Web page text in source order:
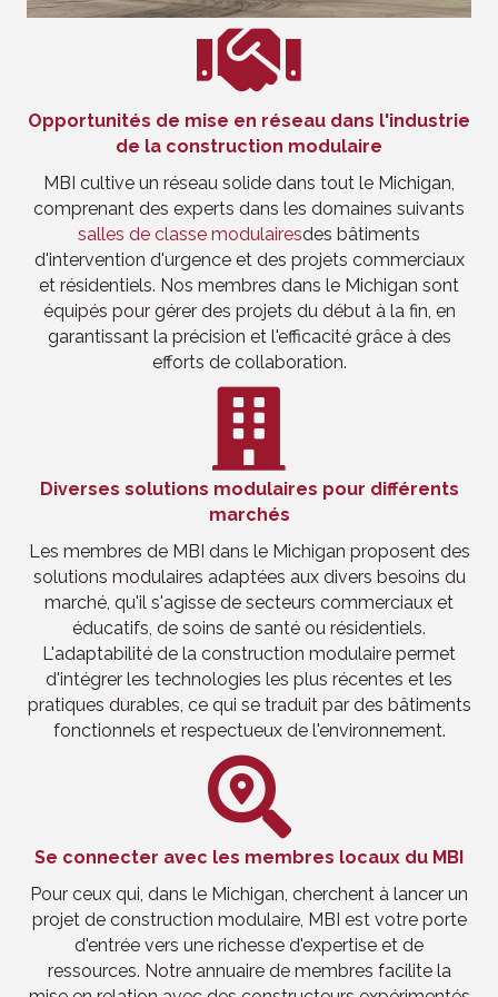
Opportunités de mise en réseau dans l'industrie
de la construction modulaire
MBI cultive un réseau solide dans tout le Michigan,
comprenant des experts dans les domaines suivants
salles de classe modulairesdes bâtiments
d'intervention d'urgence et des projets commerciaux
et résidentiels. Nos membres dans le Michigan sont
équipés pour gérer des projets du début à la fin, en
garantissant la précision et l'efficacité grâce à des
efforts de collaboration.
Diverses solutions modulaires pour différents
marchés
Les membres de MBI dans le Michigan proposent des
solutions modulaires adaptées aux divers besoins du
marché, qu'il s'agisse de secteurs commerciaux et
éducatifs, de soins de santé ou résidentiels.
L'adaptabilité de la construction modulaire permet
d'intégrer les technologies les plus récentes et les
pratiques durables, ce qui se traduit par des bâtiments
fonctionnels et respectueux de l'environnement.
Se connecter avec les membres locaux du MBI
Pour ceux qui, dans le Michigan, cherchent à lancer un
projet de construction modulaire, MBI est votre porte
d'entrée vers une richesse d'expertise et de
ressources. Notre annuaire de membres facilite la